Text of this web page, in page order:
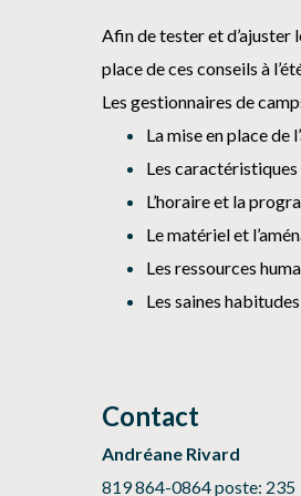
Afin de tester et d’ajuster
place de ces conseils à
Les gestionnaires de
La mise en place de
Les
L’horaire et la
Le matériel et
Les ressources
Les saines
Contact
Andréane Rivard
819 864-0864 poste: 235